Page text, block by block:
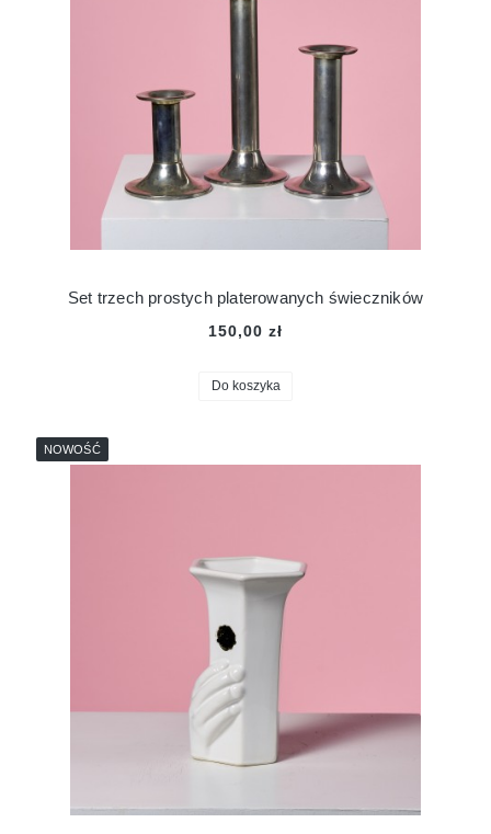
Set trzech prostych platerowanych świeczników
150,00 zł
Do koszyka
NOWOŚĆ